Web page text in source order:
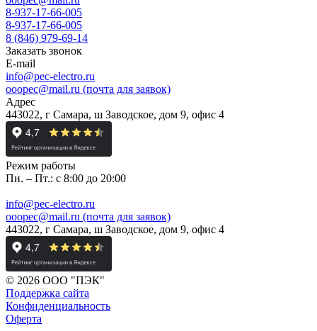
8-937-17-66-005
8-937-17-66-005
8 (846) 979-69-14
Заказать звонок
E-mail
info@pec-electro.ru
ooopec@mail.ru (почта для заявок)
Адрес
443022, г Самара, ш Заводское, дом 9, офис 4
Режим работы
Пн. – Пт.: с 8:00 до 20:00
info@pec-electro.ru
ooopec@mail.ru (почта для заявок)
443022, г Самара, ш Заводское, дом 9, офис 4
© 2026 ООО "ПЭК"
Поддержка сайта
Конфиденциальность
Оферта